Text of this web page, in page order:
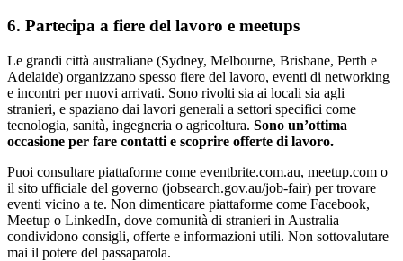
6. Partecipa a fiere del lavoro e meetups
Le grandi città australiane (Sydney, Melbourne, Brisbane, Perth e
Adelaide) organizzano spesso fiere del lavoro, eventi di networking
e incontri per nuovi arrivati. Sono rivolti sia ai locali sia agli
stranieri, e spaziano dai lavori generali a settori specifici come
tecnologia, sanità, ingegneria o agricoltura. Sono un’ottima
occasione per fare contatti e scoprire offerte di lavoro.
Puoi consultare piattaforme come eventbrite.com.au, meetup.com o
il sito ufficiale del governo (jobsearch.gov.au/job-fair) per trovare
eventi vicino a te. Non dimenticare piattaforme come Facebook,
Meetup o LinkedIn, dove comunità di stranieri in Australia
condividono consigli, offerte e informazioni utili. Non sottovalutare
mai il potere del passaparola.